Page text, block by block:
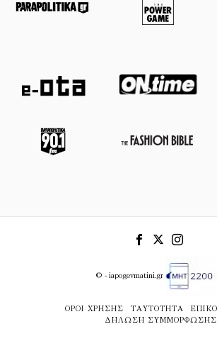
© - iapogevmatini.gr
ΌΡΟΙ ΧΡΉΣΗΣ ΤΑΥΤΌΤΗΤΑ
ΔΉΛΩΣΗ ΣΥΜΜΌΡΦΩΣΗΣ